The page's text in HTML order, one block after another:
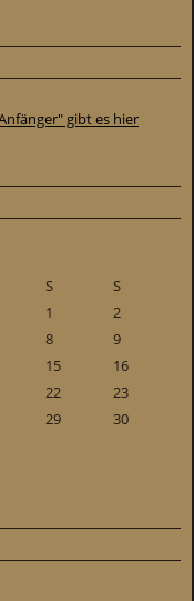
gibt es hier
S
S
1
2
8
9
15
16
22
23
29
30